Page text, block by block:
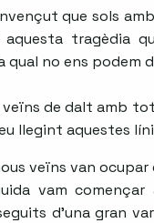
que sols
tragèdia
qual no ens podem
de dalt amb
llegint aquestes
veïns van
vam
d’una gran